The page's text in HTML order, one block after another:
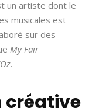
un artiste dont le
musicales est
sur des
My Fair
.
créative